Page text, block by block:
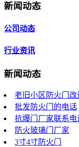
新闻动态
公司动态
行业资讯
新闻动态
老旧小区防火门
批发防火门的电话
抗爆门厂家联系电
防火玻璃门厂家
3寸4寸防火门